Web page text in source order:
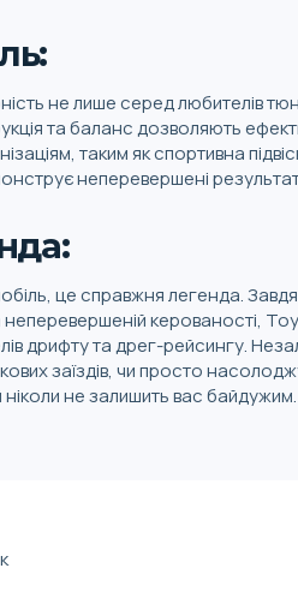
не лише серед любителів
та баланс дозволяють
таким як спортивна
неперевершені
це справжня легенда.
неперевершеній керованості,
дрифту та дрег-рейсингу.
заїздів, чи просто
не залишить вас байдужим.